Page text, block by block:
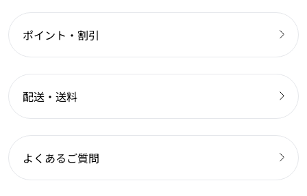
ポイント・割引
配送・送料
よくあるご質問